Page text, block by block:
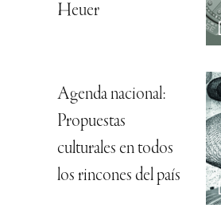
Heuer
Agenda nacional:
Propuestas
culturales en todos
los rincones del país